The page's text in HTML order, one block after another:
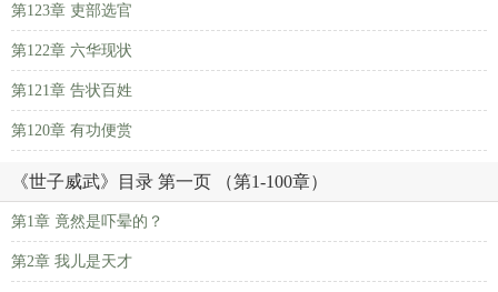
第123章 吏部选官
第122章 六华现状
第121章 告状百姓
第120章 有功便赏
《世子威武》目录 第一页 （第1-100章）
第1章 竟然是吓晕的？
第2章 我儿是天才